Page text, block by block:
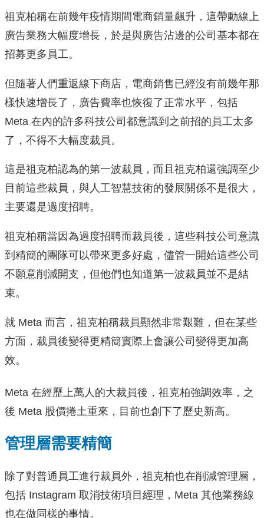
祖克柏稱在前幾年疫情期間電商銷量飆升，這帶動線上
廣告業務大幅度增長，於是與廣告沾邊的公司基本都在
招募更多員工。
但隨著人們重返線下商店，電商銷售已經沒有前幾年那
樣快速增長了，廣告費率也恢復了正常水平，包括
Meta 在內的許多科技公司都意識到之前招的員工太多
了，不得不大幅度裁員。
這是祖克柏認為的第一波裁員，而且祖克柏還強調至少
目前這些裁員，與人工智慧技術的發展關係不是很大，
主要還是過度招聘。
祖克柏稱當因為過度招聘而裁員後，這些科技公司意識
到精簡的團隊可以帶來更多好處，儘管一開始這些公司
不願意削減開支，但他們也知道第一波裁員並不是結
束。
就 Meta 而言，祖克柏稱裁員顯然非常艱難，但在某些
方面，裁員後變得更精簡實際上會讓公司變得更加高
效。
Meta 在經歷上萬人的大裁員後，祖克柏強調效率，之
後 Meta 股價捲土重來，目前也創下了歷史新高。
管理層需要精簡
除了對普通員工進行裁員外，祖克柏也在削減管理層，
包括 Instagram 取消技術項目經理，Meta 其他業務線
也在做同樣的事情。